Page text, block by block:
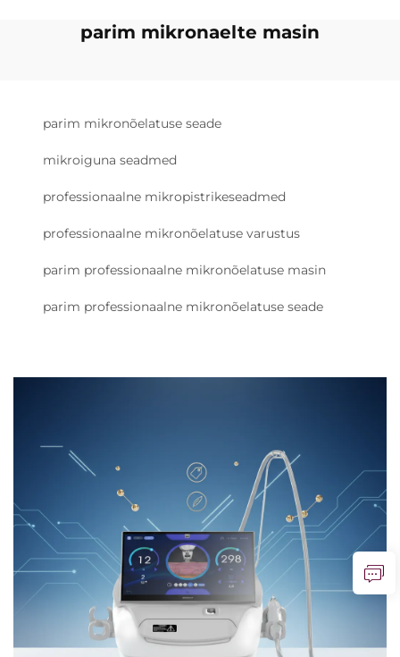
parim mikronaelte masin
parim mikronõelatuse seade
mikroiguna seadmed
professionaalne mikropistrikeseadmed
professionaalne mikronõelatuse varustus
parim professionaalne mikronõelatuse masin
parim professionaalne mikronõelatuse seade